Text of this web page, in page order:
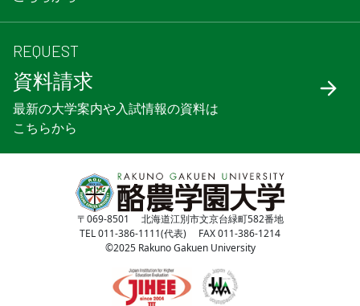
REQUEST
資料請求
最新の大学案内や入試情報の資料は
こちらから
〒069-8501 北海道江別市文京台緑町582番地
TEL 011-386-1111(代表) FAX 011-386-1214
©2025 Rakuno Gakuen University